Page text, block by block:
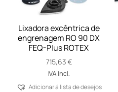
Lixadora excêntrica de
engrenagem RO 90 DX
FEQ-Plus ROTEX
715,63 €
IVA Incl.
Adicionar á lista de desejos